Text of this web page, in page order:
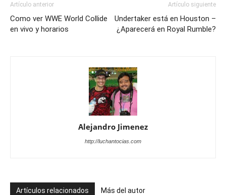
Artículo anterior
Como ver WWE World Collide
en vivo y horarios
Artículo siguiente
Undertaker está en Houston –
¿Aparecerá en Royal Rumble?
Alejandro Jimenez
http://luchantocias.com
Artículos relacionados Más del autor